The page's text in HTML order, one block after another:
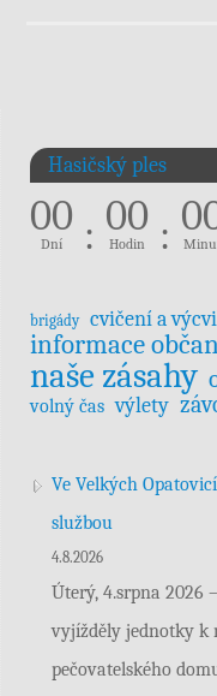
Hasičský ples
00
Dní : 00
Hodin :
brigády cvičení a
informace
naše zásahy
volný čas výlety
Ve Velkých
službou
4.8.2026
Úterý, 4.srpna 2026
vyjížděly jednotky k
pečovatelského